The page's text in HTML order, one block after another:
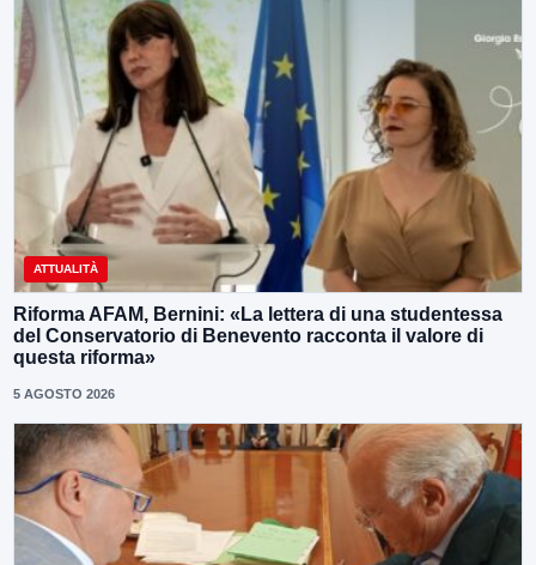
ATTUALITÀ
Riforma AFAM, Bernini: «La lettera di una studentessa
del Conservatorio di Benevento racconta il valore di
questa riforma»
5 AGOSTO 2026